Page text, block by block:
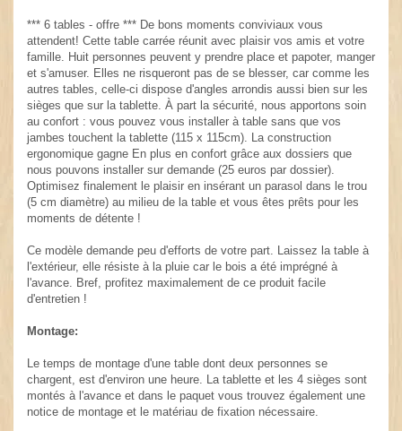
*** 6 tables - offre *** De bons moments conviviaux vous
attendent! Cette table carrée réunit avec plaisir vos amis et votre
famille. Huit personnes peuvent y prendre place et papoter, manger
et s'amuser. Elles ne risqueront pas de se blesser, car comme les
autres tables, celle-ci dispose d'angles arrondis aussi bien sur les
sièges que sur la tablette. À part la sécurité, nous apportons soin
au confort : vous pouvez vous installer à table sans que vos
jambes touchent la tablette (115 x 115cm). La construction
ergonomique gagne En plus en confort grâce aux dossiers que
nous pouvons installer sur demande (25 euros par dossier).
Optimisez finalement le plaisir en insérant un parasol dans le trou
(5 cm diamètre) au milieu de la table et vous êtes prêts pour les
moments de détente !
Ce modèle demande peu d'efforts de votre part. Laissez la table à
l'extérieur, elle résiste à la pluie car le bois a été imprégné à
l'avance. Bref, profitez maximalement de ce produit facile
d'entretien !
Montage:
Le temps de montage d'une table dont deux personnes se
chargent, est d'environ une heure. La tablette et les 4 sièges sont
montés à l'avance et dans le paquet vous trouvez également une
notice de montage et le matériau de fixation nécessaire.